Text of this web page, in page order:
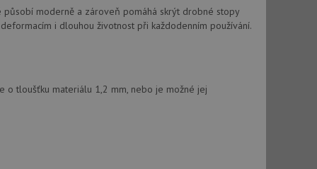
moderně a zároveň pomáhá skrýt drobné stopy
i dlouhou životnost při každodenním používání.
o tloušťku materiálu 1,2 mm, nebo je možné jej
použit jako pro
k
Script.com